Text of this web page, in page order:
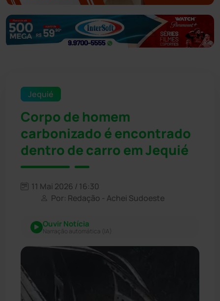
Jequié
Corpo de homem
carbonizado é encontrado
dentro de carro em Jequié
11 Mai 2026 / 16:30
Por: Redação - Achei Sudoeste
Ouvir Notícia
Narração automática (IA)